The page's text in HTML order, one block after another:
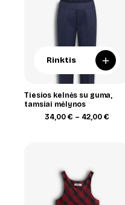
Rinktis +
Tiesios kelnės su guma,
tamsiai mėlynos
34,00 € – 42,00 €Price